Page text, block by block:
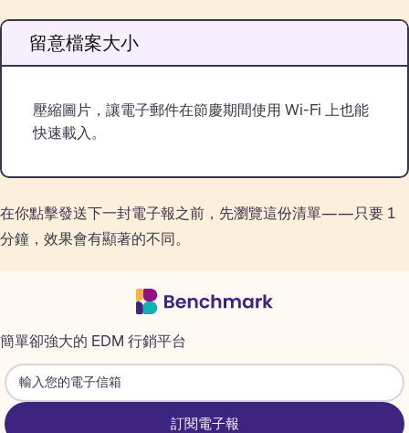
留意檔案大小
壓縮圖片，讓電子郵件在節慶期間使用 Wi-Fi 上也能
快速載入。
在你點擊發送下一封電子報之前，先瀏覽這份清單——只要 1
分鐘，效果會有顯著的不同。
簡單卻強大的 EDM 行銷平台
訂閱電子報